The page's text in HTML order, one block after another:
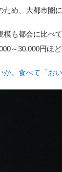
め、大都市圏
模も都会に比べ
～30,000円ほ
。食べて「お